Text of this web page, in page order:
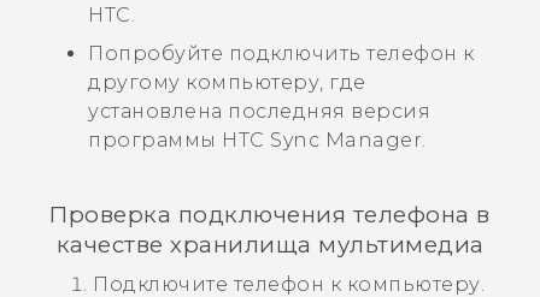
HTC.
Попробуйте подключить телефон к
другому компьютеру, где
установлена последняя версия
программы HTC Sync Manager.
Проверка подключения телефона в
качестве хранилища мультимедиа
Подключите телефон к компьютеру.